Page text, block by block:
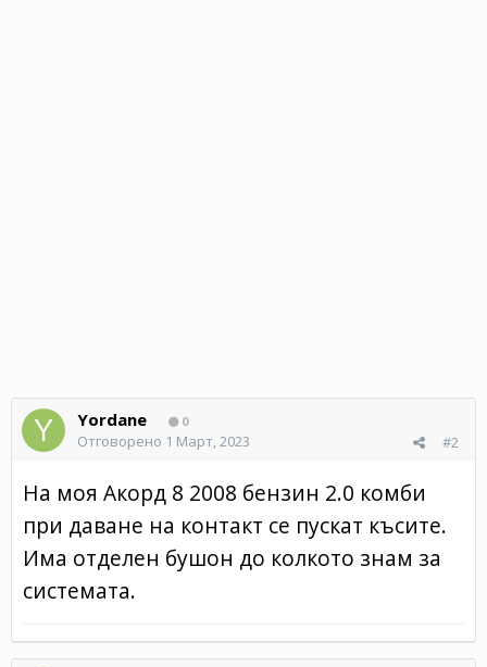
Yordane 0
#2
Отговорено 1 Март, 2023
На моя Акорд 8 2008 бензин 2.0 комби
при даване на контакт се пускат късите.
Има отделен бушон до колкото знам за
системата.